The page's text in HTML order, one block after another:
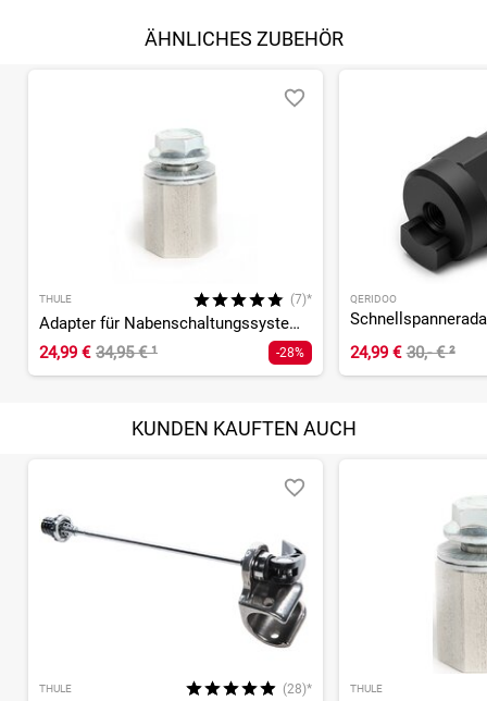
ÄHNLICHES ZUBEHÖR
THULE (7)*
Adapter für Nabenschaltungssystem SRAM
24,99 € 34,95 €¹ -28%
QERIDOO
24,99 € 30,- €²
KUNDEN KAUFTEN AUCH
THULE (28)* THULE